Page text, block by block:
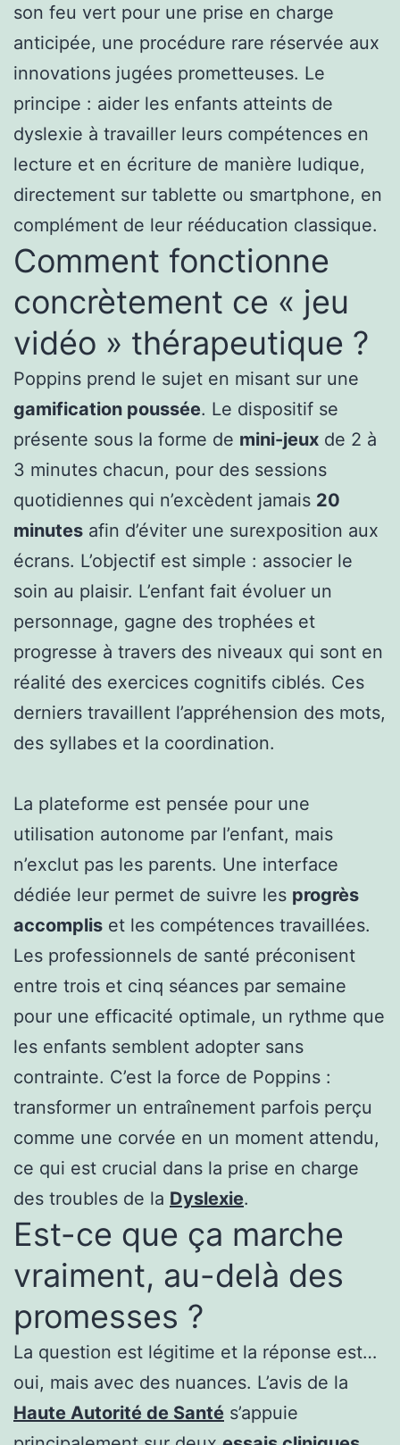
son feu vert pour une prise en charge
anticipée, une procédure rare réservée aux
innovations jugées prometteuses. Le
principe : aider les enfants atteints de
dyslexie à travailler leurs compétences en
lecture et en écriture de manière ludique,
directement sur tablette ou smartphone, en
complément de leur rééducation classique.
Comment fonctionne
concrètement ce « jeu
vidéo » thérapeutique ?
Poppins prend le sujet en misant sur une
gamification poussée. Le dispositif se
présente sous la forme de mini-jeux de 2 à
3 minutes chacun, pour des sessions
quotidiennes qui n’excèdent jamais 20
minutes afin d’éviter une surexposition aux
écrans. L’objectif est simple : associer le
soin au plaisir. L’enfant fait évoluer un
personnage, gagne des trophées et
progresse à travers des niveaux qui sont en
réalité des exercices cognitifs ciblés. Ces
derniers travaillent l’appréhension des mots,
des syllabes et la coordination.
La plateforme est pensée pour une
utilisation autonome par l’enfant, mais
n’exclut pas les parents. Une interface
dédiée leur permet de suivre les progrès
accomplis et les compétences travaillées.
Les professionnels de santé préconisent
entre trois et cinq séances par semaine
pour une efficacité optimale, un rythme que
les enfants semblent adopter sans
contrainte. C’est la force de Poppins :
transformer un entraînement parfois perçu
comme une corvée en un moment attendu,
ce qui est crucial dans la prise en charge
des troubles de la Dyslexie.
Est-ce que ça marche
vraiment, au-delà des
promesses ?
La question est légitime et la réponse est…
oui, mais avec des nuances. L’avis de la
Haute Autorité de Santé s’appuie